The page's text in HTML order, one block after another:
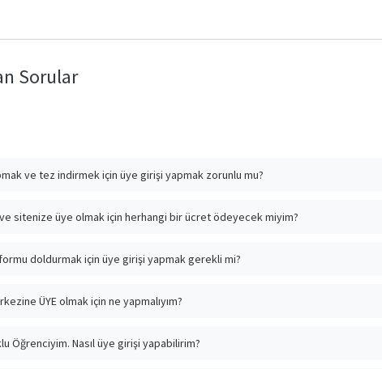
Sorular
ve tez indirmek için üye girişi yapmak zorunlu mu?
ve tezlere tam metin erişim için üye girişi zorunlu değildir.
sitenize üye olmak için herhangi bir ücret ödeyecek miyim?
için herhangi bir ücret ödemenize gerek yoktur.
doldurmak için üye girişi yapmak gerekli mi?
giriş formu doldurmak için üye girişi yapmak gereklidir.
ÜYE olmak için ne yapmalıyım?
e-devlet şifresi ile giriş yapılmaktadır. Ayrıca bir üyelik
Öğrenciyim. Nasıl üye girişi yapabilirim?